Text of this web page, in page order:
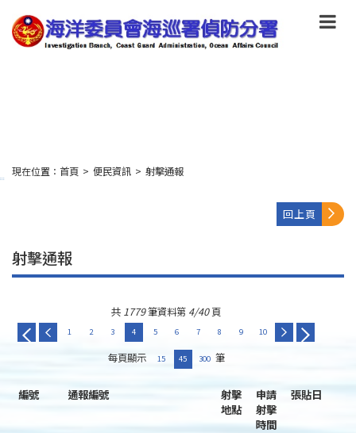
到
主
要
:::
現在位置： 首頁 > 便民資訊 > 射擊通報
回上頁
射擊通報
共 1779筆資料第 4/40頁
1 2 3 4 5 6 7 8 9 10
每頁顯示 15 45 300 筆
編號 通報編號
射擊
地點
申請
射擊
時間
張貼日